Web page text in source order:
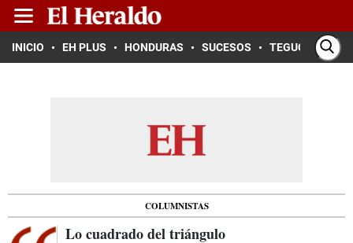
INICIO EH PLUS HONDURAS SUCESOS TEGUCIGALPA
COLUMNISTAS
Lo cuadrado del triángulo